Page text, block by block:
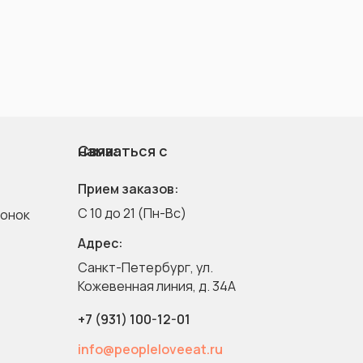
C 10 до 21 (Пн-Вс)
Прием заказов:
Кожевенная линия, д. 34A
Санкт-Петербург, ул.
Адрес:
+7 (931) 100-12-01
info@peopleloveeat.ru
Связаться с нами: